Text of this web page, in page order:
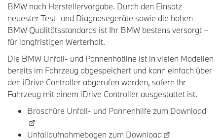
BMW nach Herstellervorgabe. Durch den Einsatz
neuester Test- und Diagnosegeräte sowie die hohen
BMW Qualitätsstandards ist Ihr BMW bestens versorgt –
für langfristigen Werterhalt.
Die BMW Unfall- und Pannenhotline ist in vielen Modellen
bereits im Fahrzeug abgespeichert und kann einfach über
den iDrive Controller abgerufen werden, sofern Ihr
Fahrzeug mit einem iDrive Controller ausgestattet ist.
Broschüre Unfall- und Pannenhilfe zum Download
Unfallaufnahmebogen zum Download